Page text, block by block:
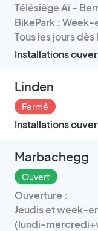
Télésiège Aï -
BikePark :
Tous les jours
Installations
Linden
Fermé
Installations
Marbachegg
Ouvert
Ouverture :
Jeudis et week-
(lundi-